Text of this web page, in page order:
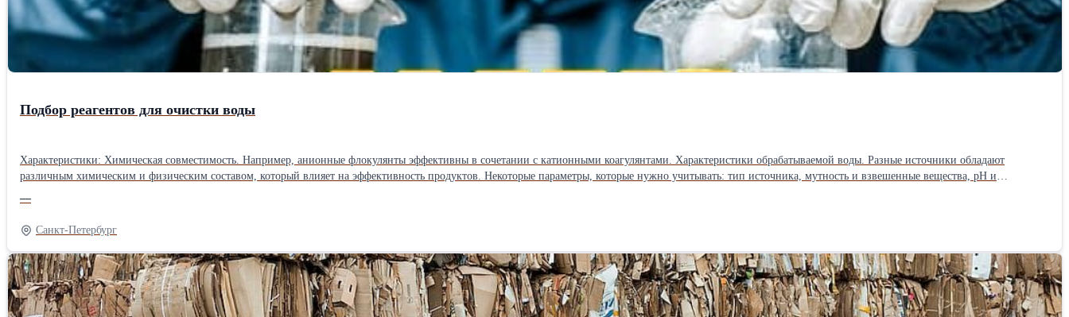
Подбор реагентов для очистки воды
Характеристики: Химическая совместимость. Например, анионные флокулянты эффективны в сочетании с катионными коагулянтами. Характеристики обрабатываемой воды. Разные источники обладают
различным химическим и физическим составом, который влияет на эффективность продуктов. Некоторые параметры, которые нужно учитывать: тип источника, мутность и взвешенные вещества, pH и
реагентов, а также потенциальное воздействие на окружающую среду. Некоторые параметры, которые нужно оценивать: дозировка, стоимость, сложность применения, утилизация осадка. Тип загрязнений. Для
разных видов загрязнений подходят определённые реагенты: анионные — для органических, катионные — для минеральных частиц, неионные — для смешанных загрязнений. Температура воды. В холодной
воде процессы замедляются, что требует либо увеличения дозировки, либо выбора вещества, более чувствительного к температуре. Подбор флокулянтов и коагулянтов — комплексная задача, универсальных
решений в которой не существует. То, что показывает хорошие результаты в одной системе, может быть абсолютно неприменимо в другой. Поэтому рекомендуется доверить подбор технологии профессионалам.
Технологии очистки сточных вод могут значительно отличаться на разных предприятиях. В данном случае важным этапом эффективной водоочистки, в зависимости от состава оборудования и требований
глубины очистки, является флотация с применением коагулянтов и флокулянтов с биологической доочисткой. Обработка сточных вод флокулянтами экономит расход коагулянта на 10-40 % и делает воду
прозрачнее. Оптимальный выбор типов и дозы коагулянтов и флокулянтов снижает стоимость процесса очистки воды. При подборе технологии необходимо учитывать специфику и заряд примесей, температуру
—
Санкт-Петербург